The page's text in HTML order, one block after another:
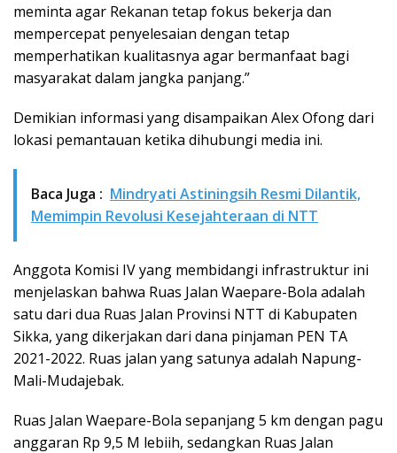
meminta agar Rekanan tetap fokus bekerja dan
mempercepat penyelesaian dengan tetap
memperhatikan kualitasnya agar bermanfaat bagi
masyarakat dalam jangka panjang.”
Demikian informasi yang disampaikan Alex Ofong dari
lokasi pemantauan ketika dihubungi media ini.
Baca Juga : Mindryati Astiningsih Resmi Dilantik,
Memimpin Revolusi Kesejahteraan di NTT
Anggota Komisi IV yang membidangi infrastruktur ini
menjelaskan bahwa Ruas Jalan Waepare-Bola adalah
satu dari dua Ruas Jalan Provinsi NTT di Kabupaten
Sikka, yang dikerjakan dari dana pinjaman PEN TA
2021-2022. Ruas jalan yang satunya adalah Napung-
Mali-Mudajebak.
Ruas Jalan Waepare-Bola sepanjang 5 km dengan pagu
anggaran Rp 9,5 M lebiih, sedangkan Ruas Jalan